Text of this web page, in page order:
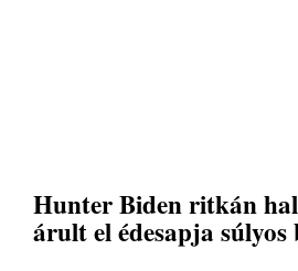
Hunter Biden ritkán
árult el édesapja súlyos